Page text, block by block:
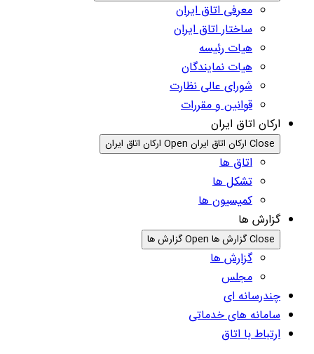
معرفی اتاق ایران
ساختار اتاق ایران
هیات رئیسه
هیات نمایندگان
شورای عالی نظارت
قوانین و مقررات
ارکان اتاق ایران
Close ارکان اتاق ایران Open ارکان اتاق ایران
اتاق ها
تشکل ها
کمیسیون ها
گزارش ها
Close گزارش ها Open گزارش ها
گزارش ها
مجلس
چندرسانه ای
سامانه های خدماتی
ارتباط با اتاق